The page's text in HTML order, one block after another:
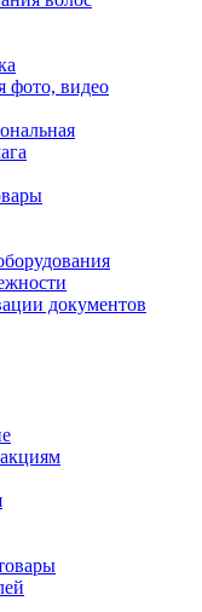
фото, видео
документов